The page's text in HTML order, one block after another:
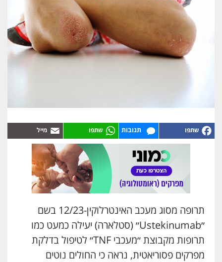
תגובות
תרופה מסוג מעכב האינטרלוקין-12/23 בשם
״Ustekinumab״ (סטלארה) יעילה כמעט כמו
תרופות מקבוצת ״מעכבי TNF״ לטיפול בדלקת
מפרקים פסוריאטית, נראה כי החולים נוטים